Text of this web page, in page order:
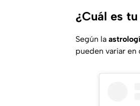
¿Cuál es
Según la
pueden variar en